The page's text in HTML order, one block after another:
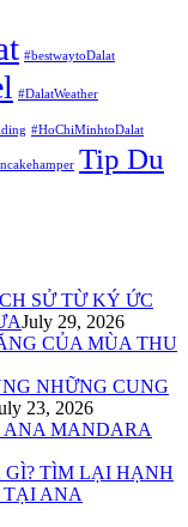
#bestwaytoDalat
#DalatWeather
#HoChiMinhtoDalat
Tip Du
SỬ TỪ KÝ ỨC
July 29, 2026
CỦA MÙA THU
NHỮNG CUNG
23, 2026
MANDARA
GÌ? TÌM LẠI HẠNH
TẠI ANA